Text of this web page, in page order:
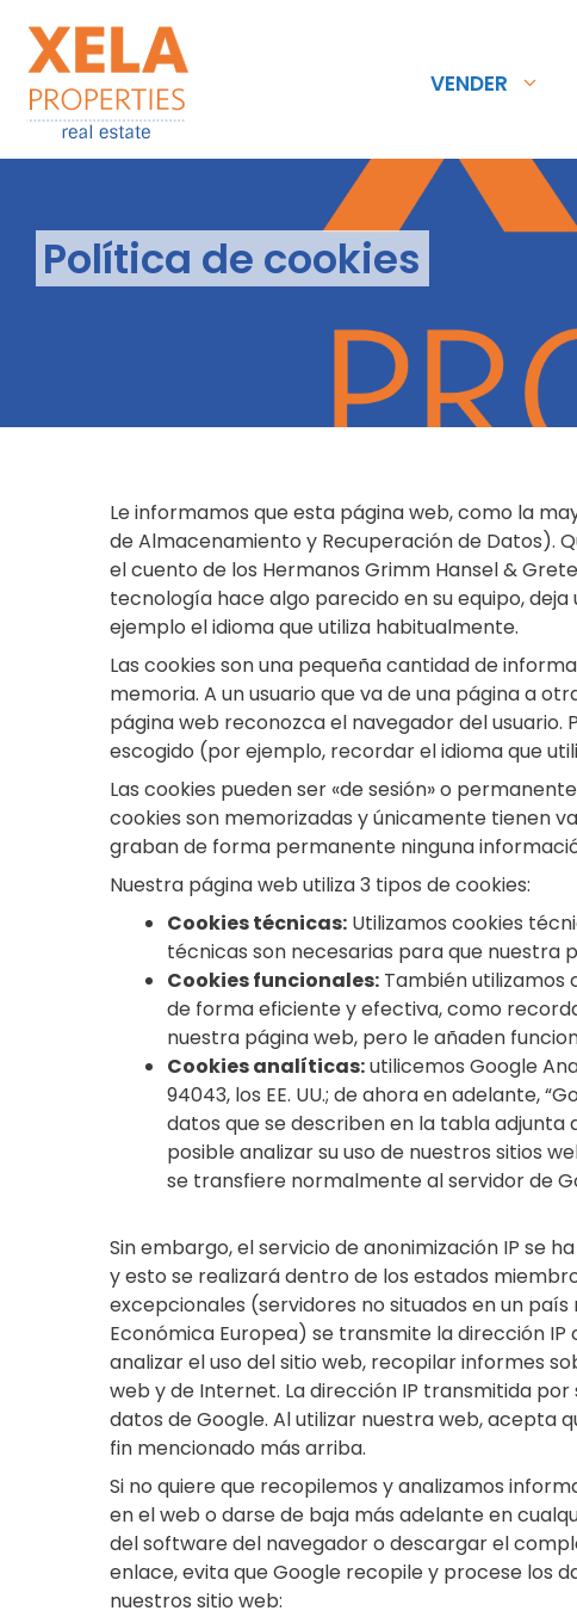
VENDER
Política de cookies
Le informamos que esta página web, como la
de Almacenamiento y Recuperación de Datos).
el cuento de los Hermanos Grimm Hansel &
tecnología hace algo parecido en su equipo,
ejemplo el idioma que utiliza habitualmente.
Las cookies son una pequeña cantidad de
memoria. A un usuario que va de una página a
página web reconozca el navegador del
escogido (por ejemplo, recordar el idioma que
Las cookies pueden ser «de sesión» o
cookies son memorizadas y únicamente tienen
graban de forma permanente ninguna
Nuestra página web utiliza 3 tipos de cookies:
Cookies técnicas: Utilizamos cookies
técnicas son necesarias para que
Cookies funcionales: También utilizamos
de forma eficiente y efectiva, como
nuestra página web, pero le añaden
Cookies analíticas:utilicemos Google
94043, los EE. UU.; de ahora en adelante,
datos que se describen en la tabla adjunta
posible analizar su uso de nuestros sitios
se transfiere normalmente al servidor de
Sin embargo, el servicio de anonimización IP se
y esto se realizará dentro de los estados
excepcionales (servidores no situados en un
Económica Europea) se transmite la dirección
analizar el uso del sitio web, recopilar informes
web y de Internet. La dirección IP transmitida
datos de Google. Al utilizar nuestra web, acepta
fin mencionado más arriba.
Si no quiere que recopilemos y analizamos
en el web o darse de baja más adelante en
del software del navegador o descargar el
enlace, evita que Google recopile y procese los
nuestros sitio web: